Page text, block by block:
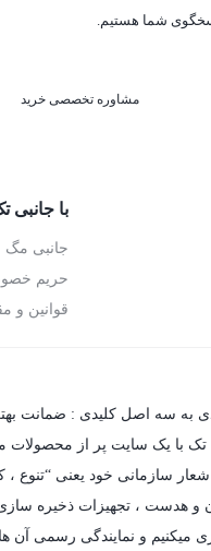
مشاوره تخصصی خرید
با جانبی
جانبی مگ
حریم
قوانین و
به سه اصل کلیدی :
با یک سایت پر از محصولات
شعار سازمانی خود یعنی
و هدست ، تجهیزات ذخیره
میکنیم و نمایندگی رسمی آن